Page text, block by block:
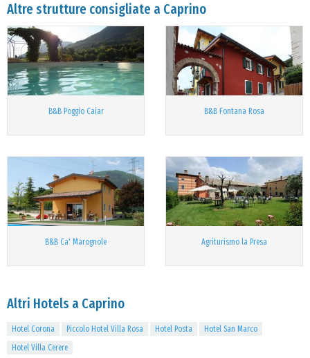
Altre strutture consigliate a Caprino
B&B Poggio Caiar B&B Fontana Rosa
B&B Ca' Marognole Agriturismo la Presa
Altri Hotels a Caprino
Hotel Corona Piccolo Hotel Villa Rosa Hotel Posta
Hotel San Marco
Hotel Villa Cerere